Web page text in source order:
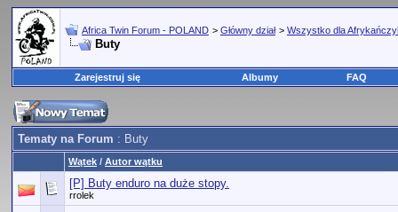
Africa Twin Forum - POLAND > Główny dział > Wszystko dla
Buty
Zarejestruj się Albumy FAQ
Tematy na Forum : Buty
Wątek / Autor wątku
[P] Buty enduro na duże stopy.
rrolek